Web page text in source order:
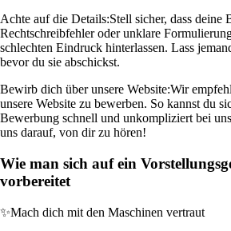
Achte auf die Details:Stell sicher, dass
Rechtschreibfehler oder unklare
schlechten Eindruck hinterlassen. Lass
bevor du sie abschickst.
Bewirb dich über unsere Website:Wir
unsere Website zu bewerben. So kannst du
Bewerbung schnell und unkompliziert bei
uns darauf, von dir zu hören!
Wie man sich auf ein
vorbereitet
✨Mach dich mit den Maschinen vertraut